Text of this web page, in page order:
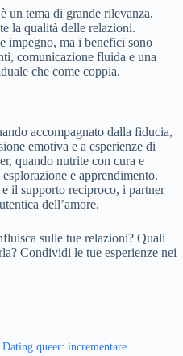
un tema di grande rilevanza,
la qualità delle relazioni.
impegno, ma i benefici sono
comunicazione fluida e una
che come coppia.
accompagnato dalla fiducia,
emotiva e a esperienze di
quando nutrite con cura e
e apprendimento.
il supporto reciproco, i partner
dell’amore.
sulle tue relazioni? Quali
Condividi le tue esperienze nei
Dating queer: incrementare